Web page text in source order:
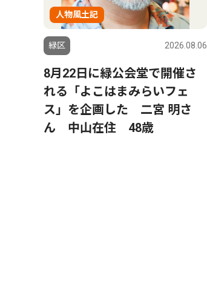
人物風土記
緑区 2026.08.06
8月22日に緑公会堂で開催さ
れる「よこはまみらいフェ
ス」を企画した 二宮 明さ
ん 中山在住 48歳